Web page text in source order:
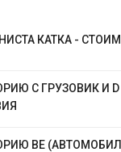
КАТКА -
C ГРУЗОВИК И
ВЕ